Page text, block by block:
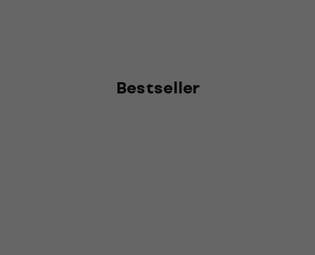
Bestseller